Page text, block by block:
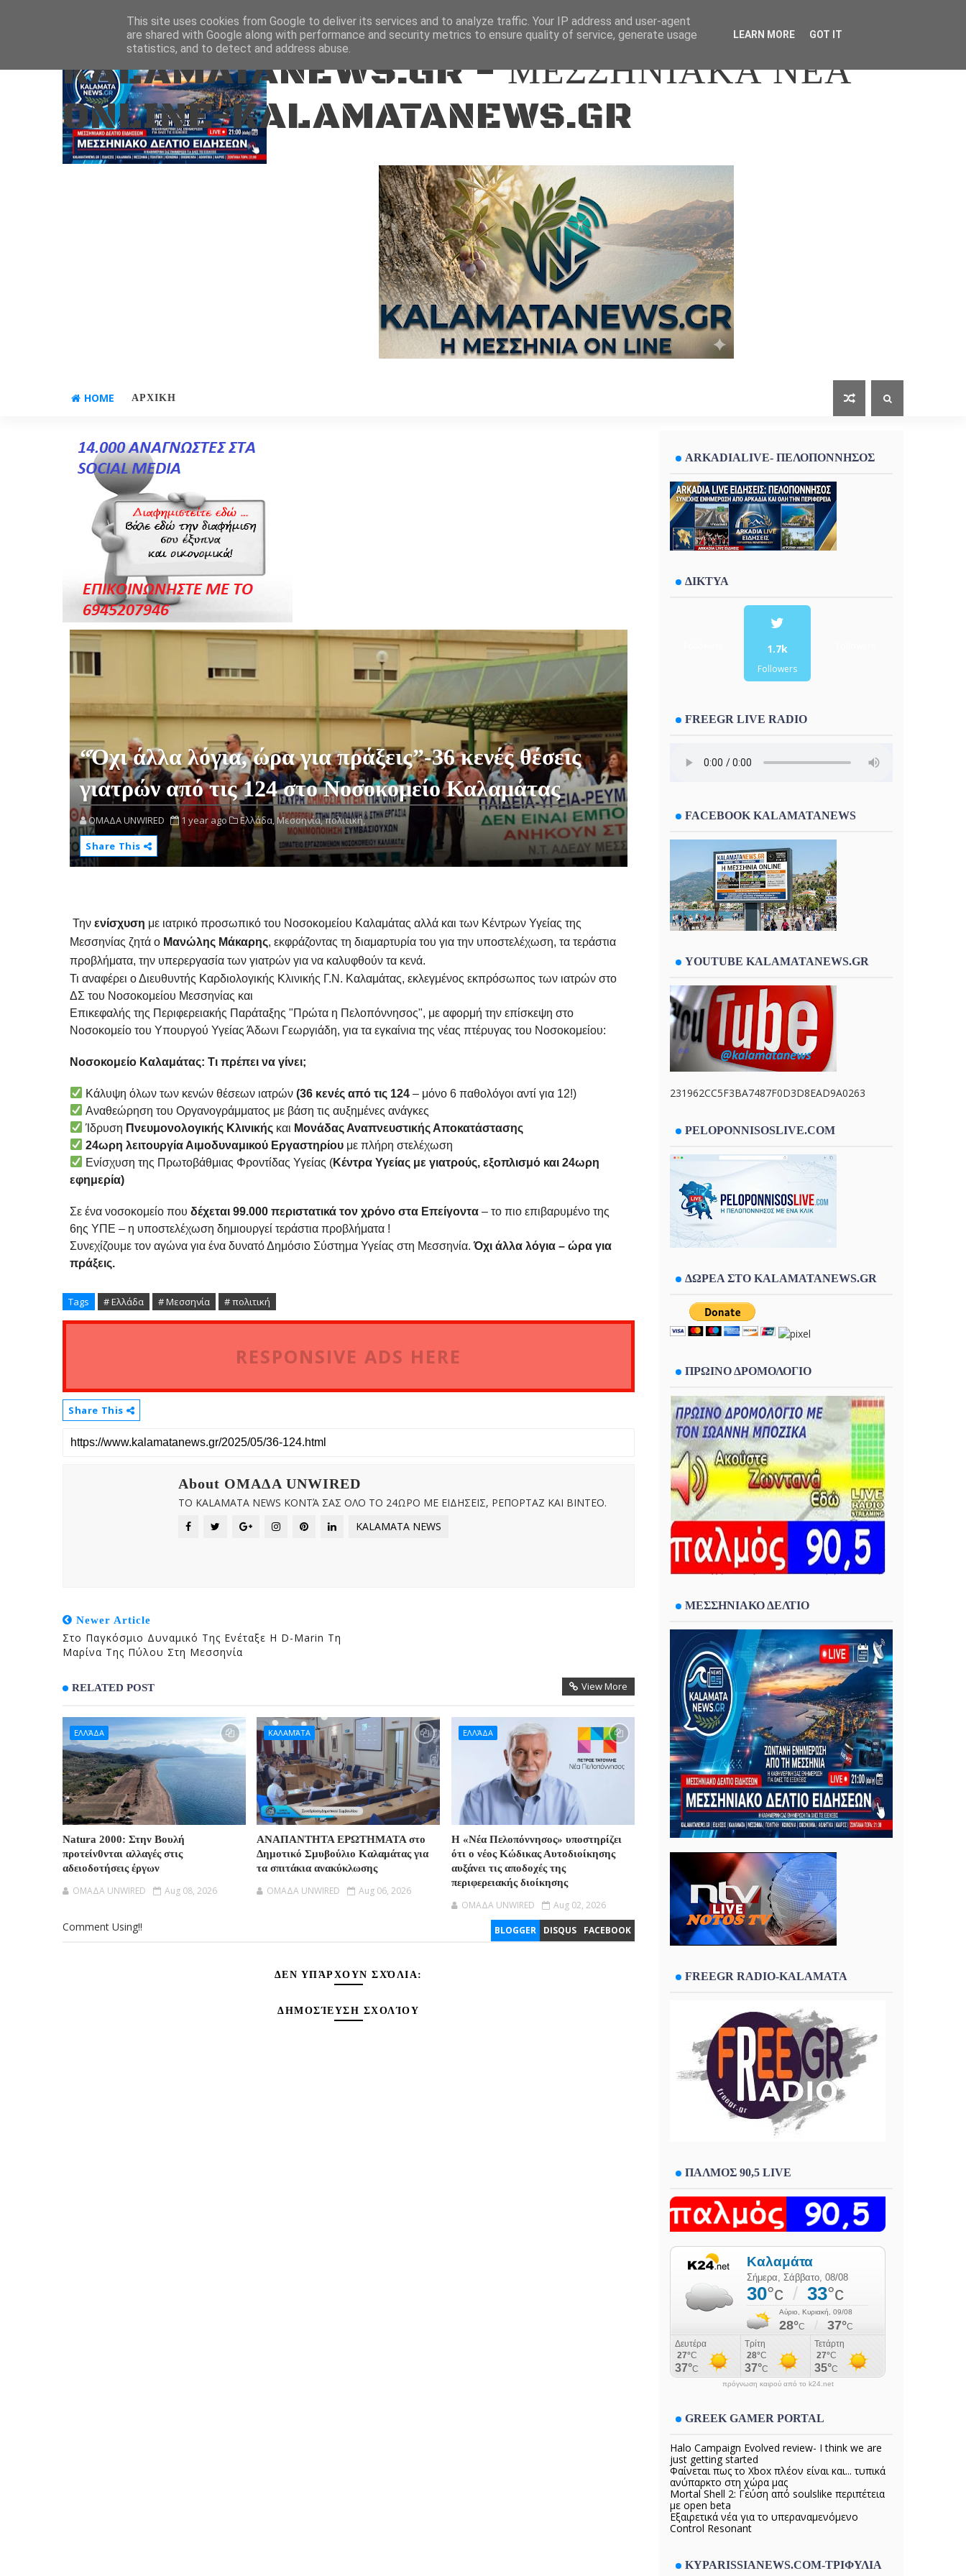
Aug 8, 2026
KALAMATANEWS.GR - ΜΕΣΣΗΝΙΑΚΑ ΝΕΑ
ONLINE-KALAMATANEWS.GR
HOME ΑΡΧΙΚΗ
“Όχι άλλα λόγια, ώρα για πράξεις”-36 κενές θέσεις
γιατρών από τις 124 στο Νοσοκομείο Καλαμάτας
OMAΔΑ UNWIRED 1 year ago Ελλάδα, Μεσσηνία,πολιτική,
Share This
Την ενίσχυση με ιατρικό προσωπικό του Νοσοκομείου Καλαμάτας αλλά και των Κέντρων Υγείας της
Μεσσηνίας ζητά ο Μανώλης Μάκαρης, εκφράζοντας τη διαμαρτυρία του για την υποστελέχωση, τα τεράστια
προβλήματα, την υπερεργασία των γιατρών για να καλυφθούν τα κενά.
Τι αναφέρει ο Διευθυντής Καρδιολογικής Κλινικής Γ.Ν. Καλαμάτας, εκλεγμένος εκπρόσωπος των ιατρών στο
ΔΣ του Νοσοκομείου Μεσσηνίας και
Επικεφαλής της Περιφερειακής Παράταξης "Πρώτα η Πελοπόννησος", με αφορμή την επίσκεψη στο
Νοσοκομείο του Υπουργού Υγείας Άδωνι Γεωργιάδη, για τα εγκαίνια της νέας πτέρυγας του Νοσοκομείου:
Νοσοκομείο Καλαμάτας: Τι πρέπει να γίνει;
Κάλυψη όλων των κενών θέσεων ιατρών(36 κενές από τις 124 – μόνο 6 παθολόγοι αντί για 12!)
Αναθεώρηση του Οργανογράμματος με βάση τις αυξημένες ανάγκες
Ίδρυση Πνευμονολογικής Κλινικής και Μονάδας Αναπνευστικής Αποκατάστασης
24ωρη λειτουργία Αιμοδυναμικού Εργαστηρίου με πλήρη στελέχωση
Ενίσχυση της Πρωτοβάθμιας Φροντίδας Υγείας (Κέντρα Υγείας με γιατρούς, εξοπλισμό και 24ωρη
εφημερία)
Σε ένα νοσοκομείο που δέχεται 99.000 περιστατικά τον χρόνο στα Επείγοντα – το πιο επιβαρυμένο της
6ης ΥΠΕ – η υποστελέχωση δημιουργεί τεράστια προβλήματα !
Συνεχίζουμε τον αγώνα για ένα δυνατό Δημόσιο Σύστημα Υγείας στη Μεσσηνία.Όχι άλλα λόγια – ώρα για
πράξεις.
Tags # Ελλάδα # Μεσσηνία # πολιτική
RESPONSIVE ADS HERE
Share This
About OMAΔΑ UNWIRED
ΤΟ KALAMATA NEWS ΚΟΝΤΆ ΣΑΣ ΟΛΟ ΤΟ 24ΩΡΟ ΜΕ ΕΙΔΗΣΕΙΣ, ΡΕΠΟΡΤΑΖ ΚΑΙ ΒΙΝΤΕΟ.
KALAMATA NEWS
Newer Article
Στο Παγκόσμιο Δυναμικό Της Ενέταξε Η D-Marin Τη
Μαρίνα Της Πύλου Στη Μεσσηνία
RELATED POST View More
ΕΛΛΆΔΑ
Natura 2000: Στην Βουλή
προτείν0νται αλλαγές στις
αδειοδοτήσεις έργων
OMAΔΑ UNWIRED Aug 08, 2026
ΚΑΛΑΜΆΤΑ
ΑΝΑΠΑΝΤΗΤΑ ΕΡΩΤΗΜΑΤΑ στο
Δημοτικό Σμυβούλιο Καλαμάτας για
τα σπιτάκια ανακύκλωσης
OMAΔΑ UNWIRED Aug 06, 2026
ΕΛΛΆΔΑ
Η «Νέα Πελοπόννησος» υποστηρίζει
ότι ο νέος Κώδικας Αυτοδιοίκησης
αυξάνει τις αποδοχές της
περιφερειακής διοίκησης
OMAΔΑ UNWIRED Aug 02, 2026
BLOGGER DISQUS FACEBOOK
Comment Using!!
ΔΕΝ ΥΠΆΡΧΟΥΝ ΣΧΌΛΙΑ:
ΔΗΜΟΣΊΕΥΣΗ ΣΧΟΛΊΟΥ
ARKADIALIVE- ΠΕΛΟΠΟΝΝΗΣΟΣ
ΔΙΚΤΥΑ
1.7k
Followers
FREEGR LIVE RADIO
FACEBOOK KALAMATANEWS
YOUTUBE KALAMATANEWS.GR
231962CC5F3BA7487F0D3D8EAD9A0263
PELOPONNISOSLIVE.COM
ΔΩΡΕΑ ΣΤΟ KALAMATANEWS.GR
ΠΡΩΙΝΟ ΔΡΟΜΟΛΟΓΙΟ
ΜΕΣΣΗΝΙΑΚΟ ΔΕΛΤΙΟ
FREEGR RADIO-KALAMATA
ΠΑΛΜΟΣ 90,5 LIVE
πρόγνωση καιρού από το k24.net
GREEK GAMER PORTAL
Halo Campaign Evolved review- I think we are
just getting started
Φαίνεται πως το Xbox πλέον είναι και... τυπικά
ανύπαρκτο στη χώρα μας
Mortal Shell 2: Γεύση από soulslike περιπέτεια
με open beta
Εξαιρετικά νέα για το υπεραναμενόμενο
Control Resonant
KYPARISSIANEWS.COM-ΤΡΙΦΥΛΙΑ
This site uses cookies from Google to deliver its services and to analyze traffic. Your IP address and user-agent
are shared with Google along with performance and security metrics to ensure quality of service, generate usage
statistics, and to detect and address abuse.
LEARN MORE GOT IT